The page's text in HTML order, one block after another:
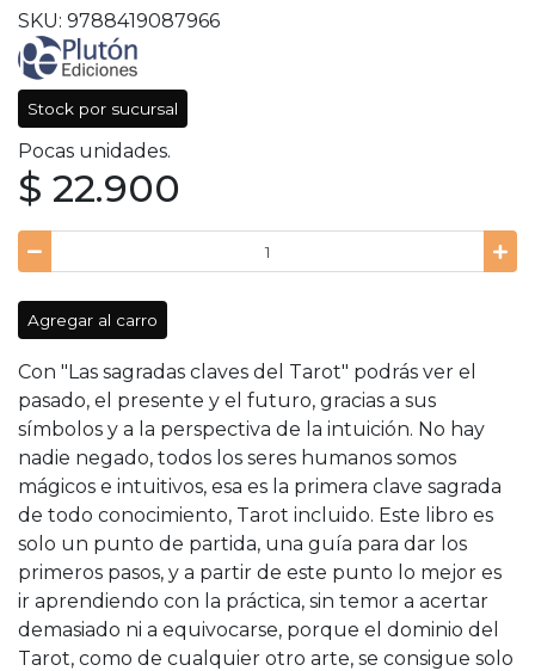
SKU: 9788419087966
Stock por sucursal
Pocas unidades.
$ 22.900
Agregar al carro
Con "Las sagradas claves del Tarot" podrás ver el
pasado, el presente y el futuro, gracias a sus
símbolos y a la perspectiva de la intuición. No hay
nadie negado, todos los seres humanos somos
mágicos e intuitivos, esa es la primera clave sagrada
de todo conocimiento, Tarot incluido. Este libro es
solo un punto de partida, una guía para dar los
primeros pasos, y a partir de este punto lo mejor es
ir aprendiendo con la práctica, sin temor a acertar
demasiado ni a equivocarse, porque el dominio del
Tarot, como de cualquier otro arte, se consigue solo